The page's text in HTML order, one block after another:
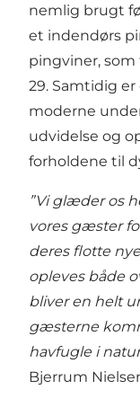
nemlig brugt
et indendørs
pingviner,
29. Samtidig
moderne
udvidelse og
forholdene til
”Vi glæder os
vores gæster
deres flotte
opleves både
bliver en helt
gæsterne
havfugle i
Bjerrum